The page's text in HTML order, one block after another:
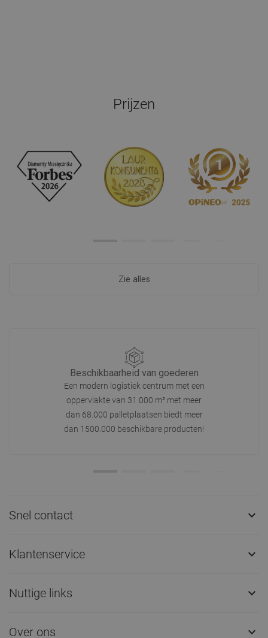
Prijzen
Zie alles
Beschikbaarheid van goederen
Een modern logistiek centrum met een
oppervlakte van 31.000 m² met meer
dan 68.000 palletplaatsen biedt meer
dan 1500.000 beschikbare producten!
Snel contact 
Klantenservice 
Nuttige links 
Over ons 